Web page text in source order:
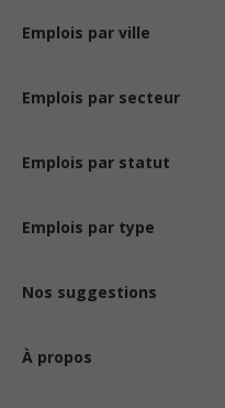
Emplois par ville
Emplois par secteur
Emplois par statut
Emplois par type
Nos suggestions
À propos